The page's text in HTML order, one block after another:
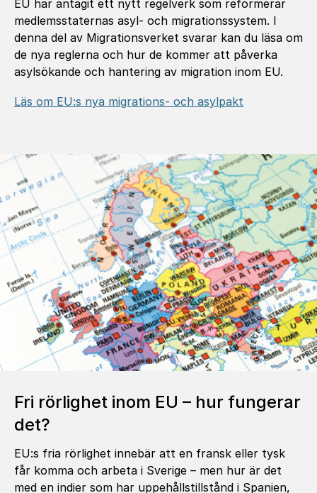
EU har antagit ett nytt regelverk som reformerar
medlemsstaternas asyl- och migrationssystem. I
denna del av Migrationsverket svarar kan du läsa om
de nya reglerna och hur de kommer att påverka
asylsökande och hantering av migration inom EU.
Läs om EU:s nya migrations- och asylpakt
Fri rörlighet inom EU – hur fungerar
det?
EU:s fria rörlighet innebär att en fransk eller tysk
får komma och arbeta i Sverige – men hur är det
med en indier som har uppehållstillstånd i Spanien,